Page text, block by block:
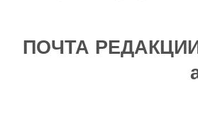
ПОЧТА РЕДАКЦИИ